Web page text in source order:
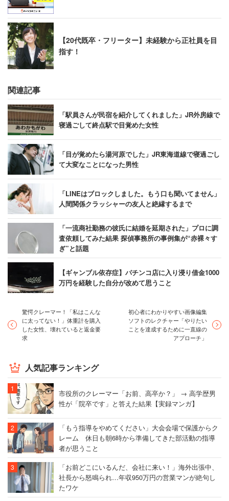
【20代既卒・フリーター】未経験から正社員を目
指す！
関連記事
「駅員さんが民宿を紹介してくれました」JR外房線で
寝過ごして終点駅で目覚めた女性
「目が覚めたら湯河原でした」JR東海道線で寝過ごし
て大変なことになった男性
「LINEはブロックしました。もう口も聞いてません」
人間関係クラッシャーの友人と絶縁するまで
「一流商社勤務の彼氏に結婚を延期された」プロに調
査依頼してみた結果 探偵事務所の事例集が“赤裸々す
ぎ”と話題
【ギャンブル依存症】パチンコ店に入り浸り借金1000
万円を経験した自分が改めて思うこと
驚愕クレーマー！「私はこんな
に太ってない！」体重計を購入
した女性、壊れていると返金要
求
初心者にわかりやすい画像編集
ソフトのレクチャー「やりたい
ことを達成するために一直線の
アプローチ」
人気記事ランキング
市役所のクレーマー「お前、高卒か？」 → 高学歴男
性が「院卒です」と答えた結果【実録マンガ】
「もう指導をやめてください」大会会場で保護からク
レーム 休日も朝6時から準備してきた部活動の指導
者が思うこと
「お前どこにいるんだ、会社に来い！」海外出張中、
社長から怒鳴られ…年収950万円の営業マンが絶句し
たワケ